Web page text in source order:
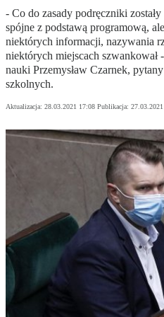
- Co do zasady podręczniki
spójne z podstawą programową,
niektórych informacji, nazywania
niektórych miejscach szwankował
nauki Przemysław Czarnek,
szkolnych.
Aktualizacja: 28.03.2021 17:08 Publikacja: